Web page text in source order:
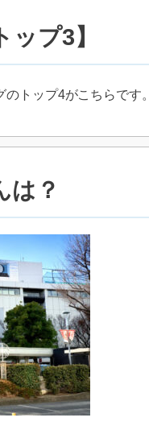
プ3】
トップ4がこちらです。
は？